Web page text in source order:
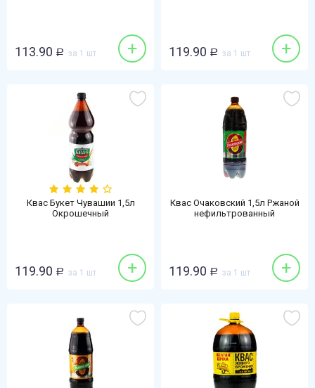
113.90 Р за 1 шт + 119.90 Р за 1 шт +
Квас Букет Чувашии 1,5л
Окрошечный
119.90 Р за 1 шт +
Квас Очаковский 1,5л Ржаной
нефильтрованный
119.90 Р за 1 шт +